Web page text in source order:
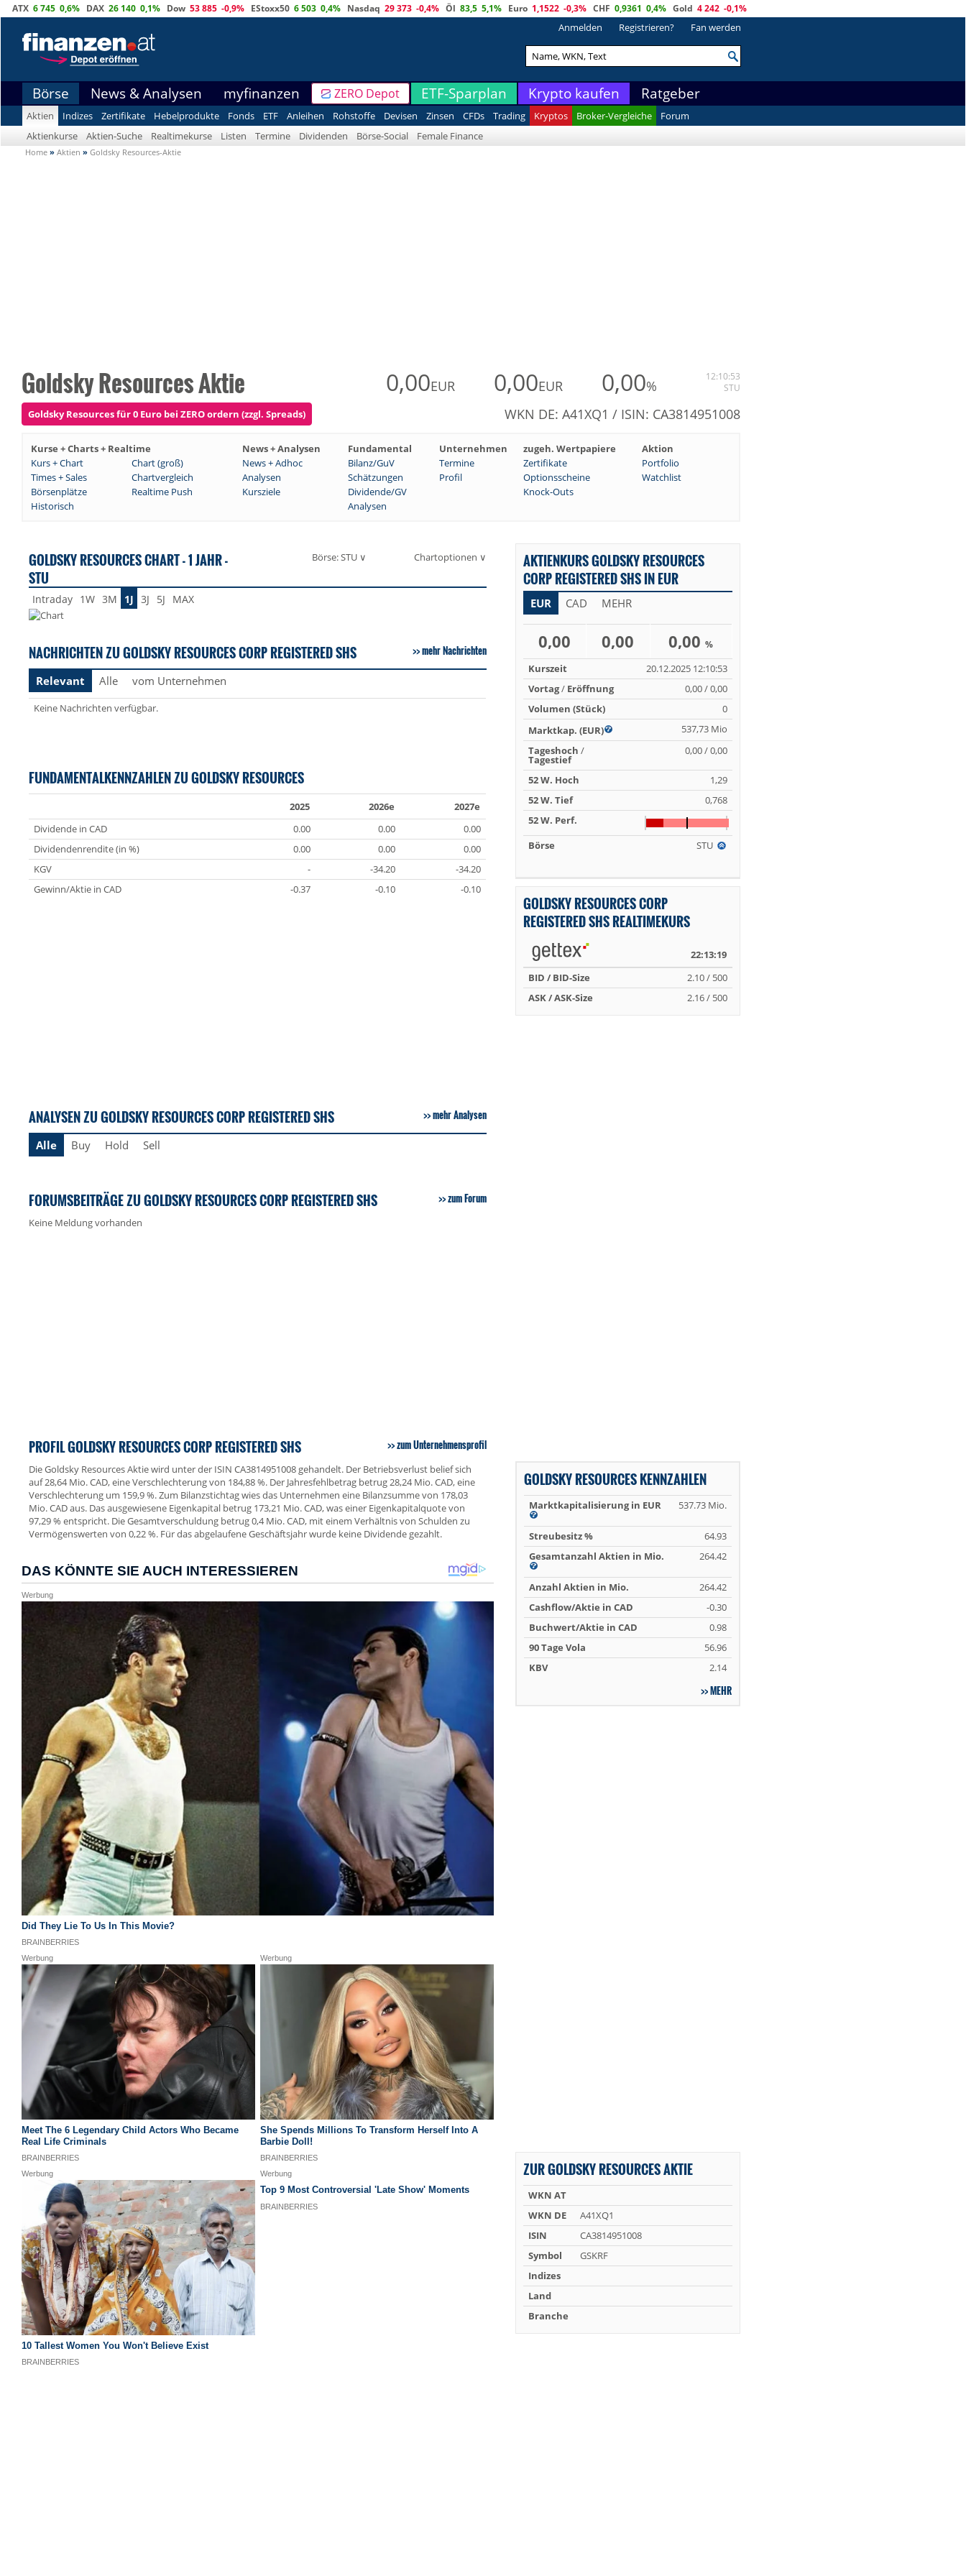
ATX 6 745 0,6% DAX 26 140 0,1% Dow 53 885 -0,9% EStoxx50 6 503 0,4% Nasdaq 29 373 -0,4% Öl 83,5 5,1% Euro 1,1522 -0,3% CHF 0,9361 0,4% Gold 4 242 -0,1%
Anmelden Registrieren? Fan werden
Börse News & Analysen myfinanzen ZERO Depot ETF-Sparplan Krypto kaufen Ratgeber
Aktien Indizes Zertifikate Hebelprodukte Fonds ETF Anleihen Rohstoffe Devisen Zinsen CFDs Trading Kryptos Broker-Vergleiche
Forum
Aktienkurse
Aktien-Suche Realtimekurse Listen Termine Dividenden Börse-Social Female Finance
Home » Aktien » Goldsky Resources-Aktie
Goldsky Resources Aktie 0,00EUR 0,00EUR 0,00%
12:10:53
STU
Goldsky Resources für 0 Euro bei ZERO ordern (zzgl. Spreads) WKN DE: A41XQ1 / ISIN: CA3814951008
Kurse + Charts + Realtime News + Analysen Fundamental Unternehmen zugeh. Wertpapiere
Aktion
Kurs + Chart
Chart (groß) News + Adhoc Bilanz/GuV Termine Zertifikate
Portfolio
Times + Sales
Chartvergleich Analysen Schätzungen Profil Optionsscheine
Watchlist
Börsenplätze
Realtime Push Kursziele Dividende/GV
Knock-Outs
Historisch
Analysen
GOLDSKY RESOURCES CHART - 1 JAHR -
STU
Börse: STU ∨ Chartoptionen ∨
Intraday 1W 3M 1J 3J 5J MAX
NACHRICHTEN ZU GOLDSKY RESOURCES CORP REGISTERED SHS mehr Nachrichten
Relevant Alle vom Unternehmen
Keine Nachrichten verfügbar.
FUNDAMENTALKENNZAHLEN ZU GOLDSKY RESOURCES
2025 2026e
2027e
Dividende in CAD
0.00 0.00
0.00
Dividendenrendite (in %)
0.00 0.00
0.00
KGV
- -34.20
-34.20
Gewinn/Aktie in CAD
-0.37 -0.10 -0.10
ANALYSEN ZU GOLDSKY RESOURCES CORP REGISTERED SHS mehr Analysen
Alle Buy Hold Sell
FORUMSBEITRÄGE ZU GOLDSKY RESOURCES CORP REGISTERED SHS zum Forum
Keine Meldung vorhanden
PROFIL GOLDSKY RESOURCES CORP REGISTERED SHS zum Unternehmensprofil
Die Goldsky Resources Aktie wird unter der ISIN CA3814951008 gehandelt. Der Betriebsverlust belief sich
auf 28,64 Mio. CAD, eine Verschlechterung von 184,88 %. Der Jahresfehlbetrag betrug 28,24 Mio. CAD, eine
Verschlechterung um 159,9 %. Zum Bilanzstichtag wies das Unternehmen eine Bilanzsumme von 178,03
Mio. CAD aus. Das ausgewiesene Eigenkapital betrug 173,21 Mio. CAD, was einer Eigenkapitalquote von
97,29 % entspricht. Die Gesamtverschuldung betrug 0,4 Mio. CAD, mit einem Verhältnis von Schulden zu
Vermögenswerten von 0,22 %. Für das abgelaufene Geschäftsjahr wurde keine Dividende gezahlt.
AKTIENKURS GOLDSKY RESOURCES
CORP REGISTERED SHS IN EUR
EUR CAD MEHR
0,00 0,00 0,00%
Kurszeit
20.12.2025 12:10:53
Vortag/ Eröffnung
0,00 / 0,00
Volumen (Stück)
0
Marktkap. (EUR)
537,73 Mio
Tageshoch /
Tagestief
0,00 / 0,00
52 W. Hoch
1,29
52 W. Tief
0,768
52 W. Perf.
Börse
STU
GOLDSKY RESOURCES CORP
REGISTERED SHS REALTIMEKURS
22:13:19
BID / BID-Size
2.10 / 500
ASK / ASK-Size
2.16 / 500
GOLDSKY RESOURCES KENNZAHLEN
Marktkapitalisierung in EUR 537.73 Mio.
Streubesitz %
64.93
Gesamtanzahl Aktien in Mio.
264.42
Anzahl Aktien in Mio.
264.42
Cashflow/Aktie in CAD
-0.30
Buchwert/Aktie in CAD
0.98
90 Tage Vola
56.96
KBV
2.14
MEHR
ZUR GOLDSKY RESOURCES AKTIE
WKN AT
WKN DE
A41XQ1
ISIN
CA3814951008
Symbol
GSKRF
Indizes
Land
Branche